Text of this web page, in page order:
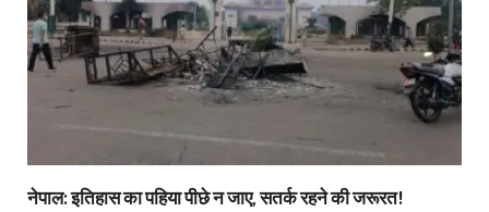
नेपाल: इतिहास का पहिया पीछे न जाए, सतर्क रहने की जरूरत!